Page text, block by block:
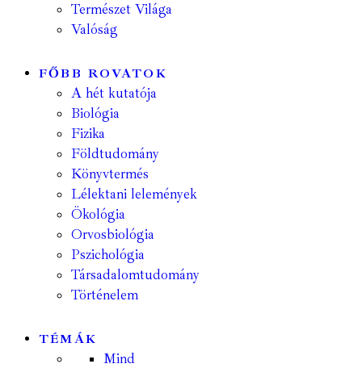
Természet Világa
Valóság
FŐBB ROVATOK
A hét kutatója
Biológia
Fizika
Földtudomány
Könyvtermés
Lélektani lelemények
Ökológia
Orvosbiológia
Pszichológia
Társadalomtudomány
Történelem
TÉMÁK
Mind